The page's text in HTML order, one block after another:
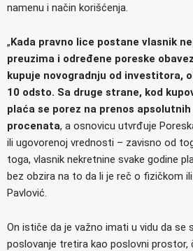
namenu i način korišćenja.
„Kada pravno lice postane vlasnik
preuzima i određene poreske
kupuje novogradnju od investitora,
10 odsto. Sa druge strane, kod
plaća se porez na prenos
procenata, a osnovicu utvrđuje
ili ugovorenoj vrednosti – zavisno od
toga, vlasnik nekretnine svake godine
bez obzira na to da li je reč o fizičkom ili
Pavlović.
On ističe da je važno imati u vidu da
poslovanje tretira kao poslovni prostor,